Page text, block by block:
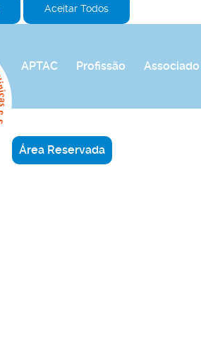
Aceitar Todos
APTAC Profissão Associado
Área Reservada